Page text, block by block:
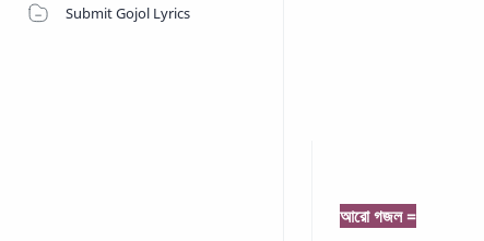
Submit Gojol Lyrics
আরো গজল =